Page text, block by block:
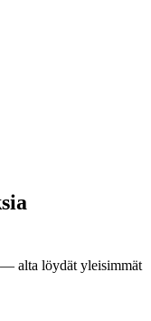
— alta löydät yleisimmät